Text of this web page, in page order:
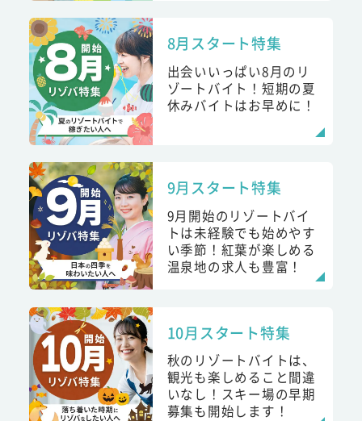
8月スタート特集
出会いいっぱい8月のリ
ゾートバイト！短期の夏
休みバイトはお早めに！
9月スタート特集
9月開始のリゾートバイ
トは未経験でも始めやす
い季節！紅葉が楽しめる
温泉地の求人も豊富！
10月スタート特集
秋のリゾートバイトは、
観光も楽しめること間違
いなし！スキー場の早期
募集も開始します！